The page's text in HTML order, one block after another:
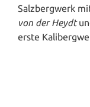
Salzbergwerk
von der Heydt
erste